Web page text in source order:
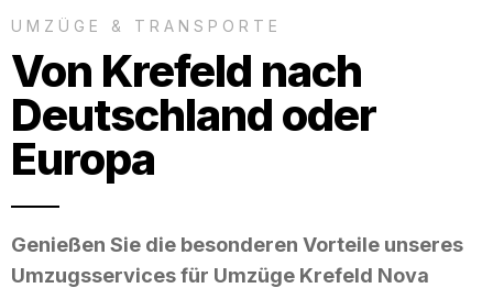
UMZÜGE & TRANSPORTE
Von Krefeld nach
Deutschland oder
Europa
Genießen Sie die besonderen Vorteile unseres
Umzugsservices für Umzüge Krefeld Nova